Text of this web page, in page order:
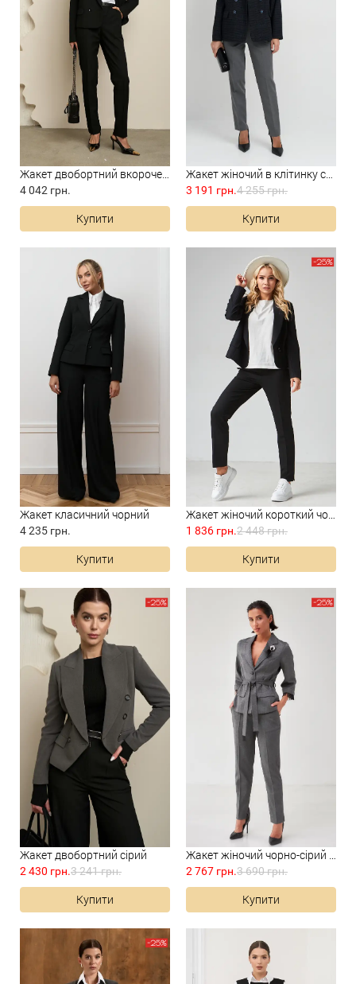
Жакет двобортний вкорочений...
4 042 грн.
Купити
Жакет жіночий в клітинку син...
3 191 грн.4 255 грн.
Купити
Жакет класичний чорний
4 235 грн.
Купити
Жакет жіночий короткий чорни...
1 836 грн.2 448 грн.
Купити
Жакет двобортний сірий
2 430 грн.3 241 грн.
Купити
Жакет жіночий чорно-сірий ме...
2 767 грн.3 690 грн.
Купити